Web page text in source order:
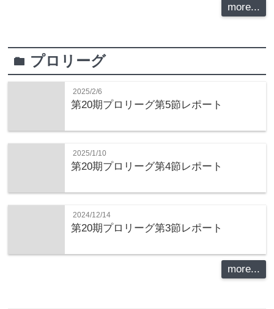
more...
folder プロリーグ
2025/2/6
第20期プロリーグ第5節レポート
2025/1/10
第20期プロリーグ第4節レポート
2024/12/14
第20期プロリーグ第3節レポート
more...